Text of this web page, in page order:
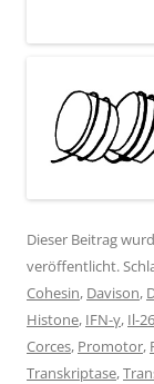
Dieser Beitrag
veröffentlicht.
Cohesin, Davison,
Histone, IFN-γ, Il-26
Corces, Promotor,
Transkriptase,